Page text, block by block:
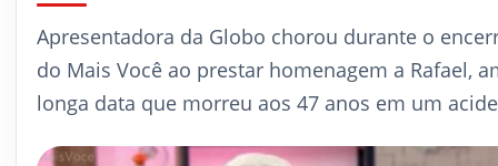
Apresentadora da Globo chorou durante o
do Mais Você ao prestar homenagem a Rafael,
longa data que morreu aos 47 anos em um